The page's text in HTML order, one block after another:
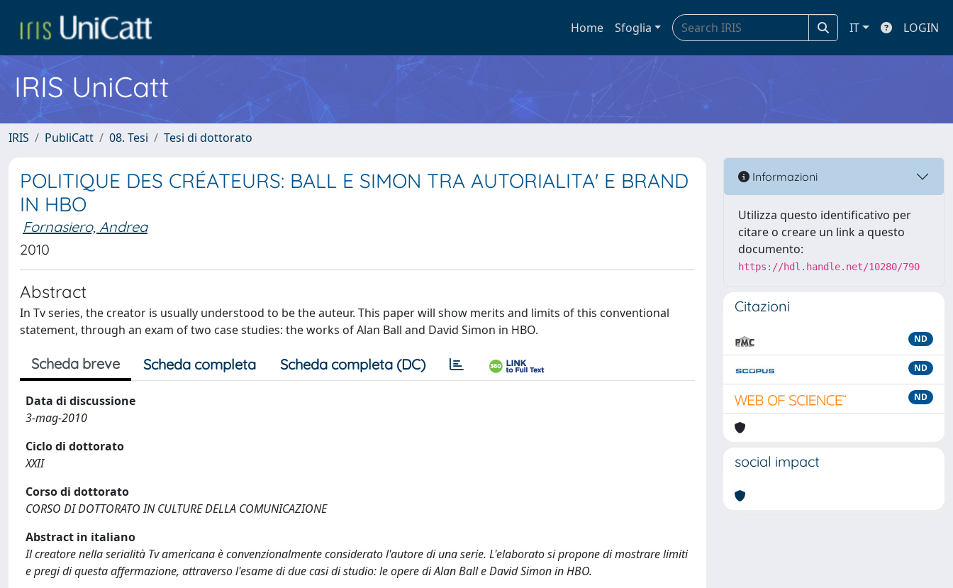
Home Sfoglia IT LOGIN
IRIS UniCatt
IRIS PubliCatt 08. Tesi Tesi di dottorato
POLITIQUE DES CRÉATEURS: BALL E SIMON TRA AUTORIALITA' E BRAND
IN HBO
Fornasiero, Andrea
2010
Abstract
In Tv series, the creator is usually understood to be the auteur. This paper will show merits and limits of this conventional
statement, through an exam of two case studies: the works of Alan Ball and David Simon in HBO.
Scheda breve Scheda completa Scheda completa (DC)
Data di discussione
3-mag-2010
Ciclo di dottorato
XXII
Corso di dottorato
CORSO DI DOTTORATO IN CULTURE DELLA COMUNICAZIONE
Abstract in italiano
Il creatore nella serialità Tv americana è convenzionalmente considerato l'autore di una serie. L'elaborato si propone di mostrare limiti
e pregi di questa affermazione, attraverso l'esame di due casi di studio: le opere di Alan Ball e David Simon in HBO.
Informazioni
Utilizza questo identificativo per
citare o creare un link a questo
documento:
https://hdl.handle.net/10280/790
Citazioni
ND
ND
ND
social impact